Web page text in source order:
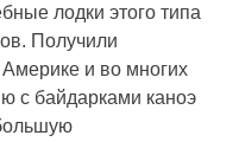
лодки этого типа
Получили
и во многих
с байдарками каноэ